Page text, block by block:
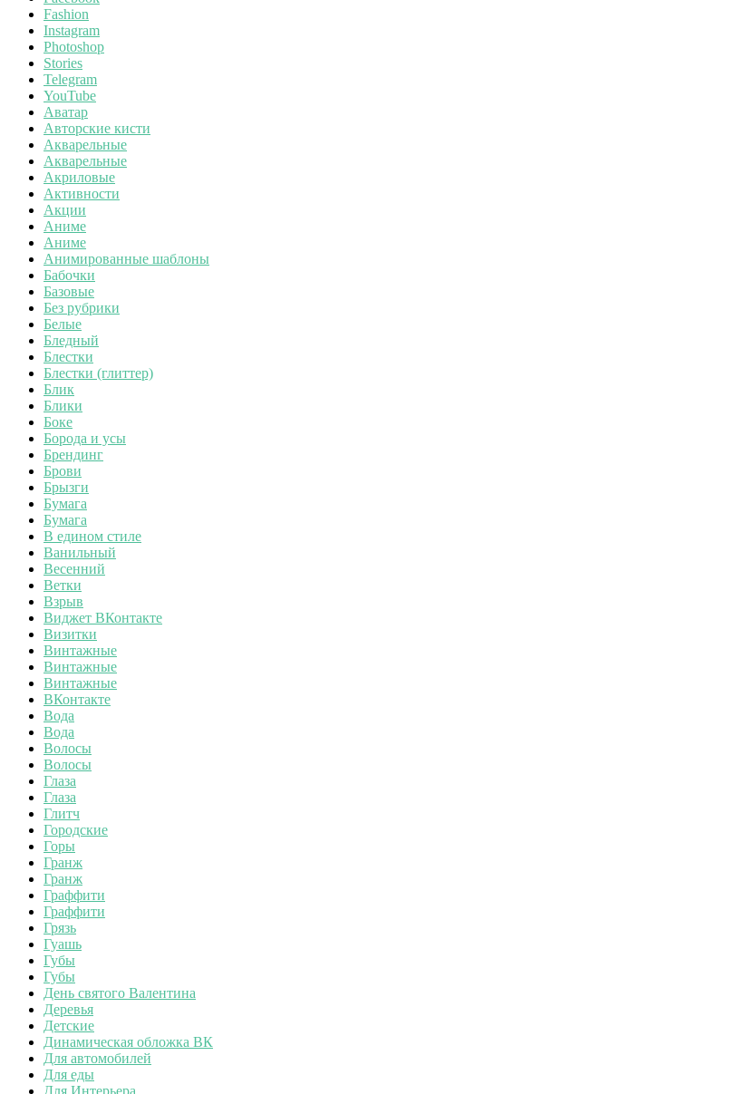
Fashion
Instagram
Photoshop
Stories
Telegram
YouTube
Аватар
Авторские кисти
Акварельные
Акварельные
Акриловые
Активности
Акции
Аниме
Аниме
Анимированные шаблоны
Бабочки
Базовые
Без рубрики
Белые
Бледный
Блестки
Блестки (глиттер)
Блик
Блики
Боке
Борода и усы
Брендинг
Брови
Брызги
Бумага
Бумага
В едином стиле
Ванильный
Весенний
Ветки
Взрыв
Виджет ВКонтакте
Визитки
Винтажные
Винтажные
Винтажные
ВКонтакте
Вода
Вода
Волосы
Волосы
Глаза
Глаза
Глитч
Городские
Горы
Гранж
Гранж
Граффити
Граффити
Грязь
Гуашь
Губы
Губы
День святого Валентина
Деревья
Детские
Динамическая обложка ВК
Для автомобилей
Для еды
Для Интерьера